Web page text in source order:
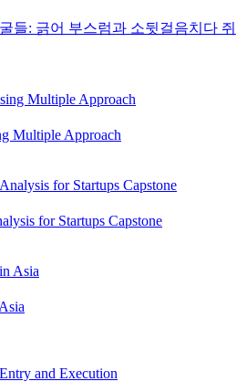
들: 긁어 부스럼과 소뒷걸음치다 쥐
Multiple Approach
for Startups Capstone